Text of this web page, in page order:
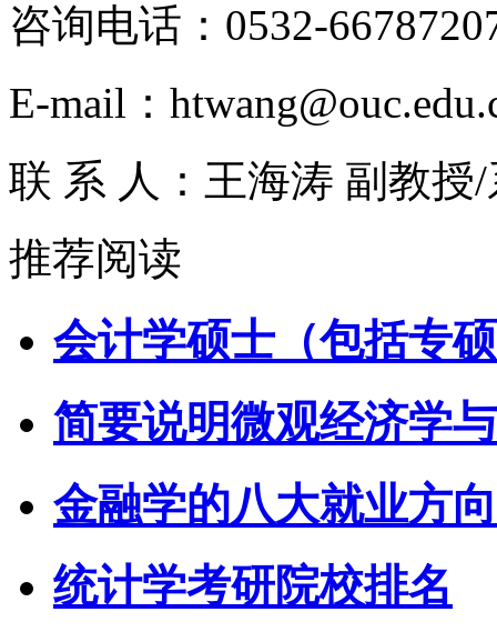
咨询电话：0532-
E-mail：
联 系 人：王海涛 副教授
推荐阅读
会计学硕士（包括专
简要说明微观经济学
金融学的八大就业方
统计学考研院校排名